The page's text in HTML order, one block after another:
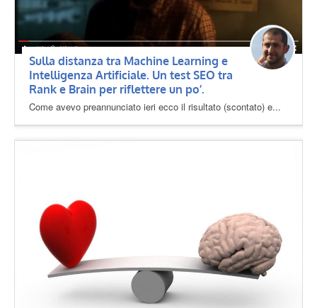
Sulla distanza tra Machine Learning e
Intelligenza Artificiale. Un test SEO tra
Rank e Brain per riflettere un po’.
Come avevo preannunciato ieri ecco il risultato (scontato) e...